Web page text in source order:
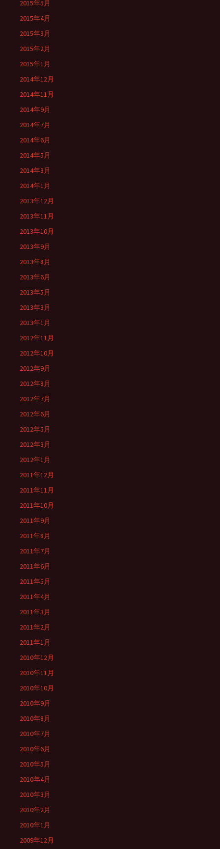
2015年5月
2015年4月
2015年3月
2015年2月
2015年1月
2014年12月
2014年11月
2014年9月
2014年7月
2014年6月
2014年5月
2014年3月
2014年1月
2013年12月
2013年11月
2013年10月
2013年9月
2013年8月
2013年6月
2013年5月
2013年3月
2013年1月
2012年11月
2012年10月
2012年9月
2012年8月
2012年7月
2012年6月
2012年5月
2012年3月
2012年1月
2011年12月
2011年11月
2011年10月
2011年9月
2011年8月
2011年7月
2011年6月
2011年5月
2011年4月
2011年3月
2011年2月
2011年1月
2010年12月
2010年11月
2010年10月
2010年9月
2010年8月
2010年7月
2010年6月
2010年5月
2010年4月
2010年3月
2010年2月
2010年1月
2009年12月